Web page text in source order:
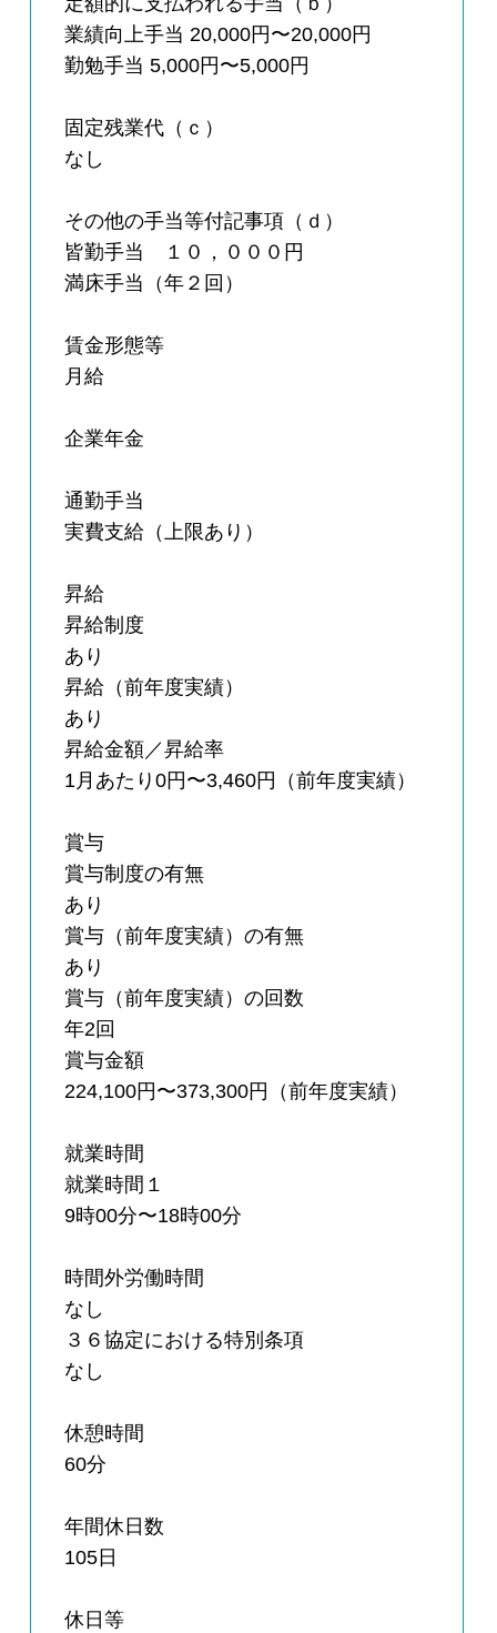
業績向上手当 20,000円〜20,000円
勤勉手当 5,000円〜5,000円
固定残業代（ｃ）
なし
その他の手当等付記事項（ｄ）
皆勤手当 １０，０００円
満床手当（年２回）
賃金形態等
月給
企業年金
通勤手当
実費支給（上限あり）
昇給
昇給制度
あり
昇給（前年度実績）
あり
昇給金額／昇給率
1月あたり0円〜3,460円（前年度実績）
賞与
賞与制度の有無
あり
賞与（前年度実績）の有無
あり
賞与（前年度実績）の回数
年2回
賞与金額
224,100円〜373,300円（前年度実績）
就業時間
就業時間１
9時00分〜18時00分
時間外労働時間
なし
３６協定における特別条項
なし
休憩時間
60分
年間休日数
105日
休日等